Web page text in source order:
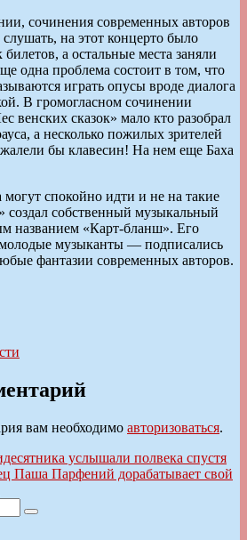
сочинения современных авторов
на этот концерто было
билетов, а остальные места заняли
одна проблема состоит в том, что
играть опусы вроде диалога
В громогласном сочинении
венских сказок» мало кто разобрал
а несколько пожилых зрителей
бы клавесин! На нем еще Баха
спокойно идти и не на такие
собственный музыкальный
названием «Карт-бланш». Его
музыканты — подписались
фантазии современных авторов.
вам необходимо авторизоваться.
услышали полвека спустя
Паша Парфений дорабатывает свой
Поиск